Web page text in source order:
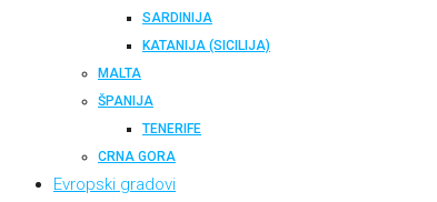
SARDINIJA
KATANIJA (SICILIJA)
MALTA
ŠPANIJA
TENERIFE
CRNA GORA
Evropski gradovi